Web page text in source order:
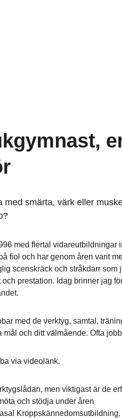
smärta, värk eller
med flertal vidareutbildningar
fiol och har genom åren varit
scenskräck och stråkdarr
prestation. Idag brinner jag
med de verktyg, samtal,
och ditt välmående. Ofta
via videolänk.
men viktigast är de
och stödja under åren